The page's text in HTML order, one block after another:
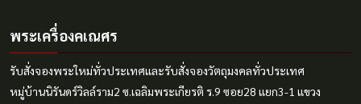
พระเครื่องคเณศร
รับสั่งจองพระใหม่ทั่วประเทศและรับสั่งจองวัตถุมงคลทั่วประเทศ
หมู่บ้านนิรันดร์วิลล์ราม2 ซ.เฉลิมพระเกียรติ ร.9 ซอย28 แยก3-1 แขวง